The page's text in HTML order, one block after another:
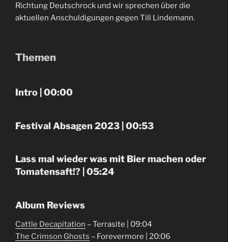
Richtung Deutschrock und wir sprechen über die
aktuellen Anschuldigungen gegen Till Lindemann.
Themen
Intro | 00:00
Festival Absagen 2023 | 00:53
Lass mal wieder was mit Bier machen oder
Tomatensaft!? | 05:24
Album Reviews
Cattle Decapitation – Terrasite | 09:04
The Crimson Ghosts – Forevermore | 20:06